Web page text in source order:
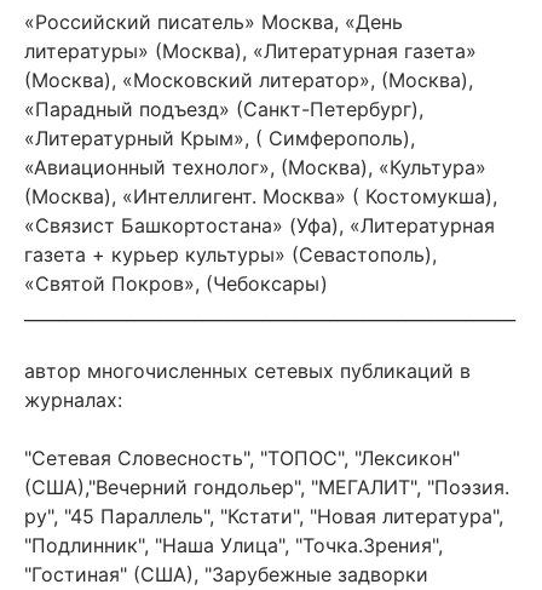
«Российский писатель» Москва, «День
литературы» (Москва), «Литературная газета»
(Москва), «Московский литератор», (Москва),
«Парадный подъезд» (Санкт-Петербург),
«Литературный Крым», ( Симферополь),
«Авиационный технолог», (Москва), «Культура»
(Москва), «Интеллигент. Москва» ( Костомукша),
«Связист Башкортостана» (Уфа), «Литературная
газета + курьер культуры» (Севастополь),
«Святой Покров», (Чебоксары)
автор многочисленных сетевых публикаций в
журналах:
"Сетевая Словесность", "ТОПОС", "Лексикон"
(США),"Вечерний гондольер", "МЕГАЛИТ", "Поэзия.
ру", "45 Параллель", "Кстати", "Новая литература",
"Подлинник", "Наша Улица", "Точка.Зрения",
"Гостиная" (США), "Зарубежные задворки